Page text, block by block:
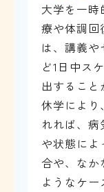
大学を一
療や体調回
は、講義
ど1日中ス
出すること
休学により
れれば、
や状態に
合や、なか
ようなケ